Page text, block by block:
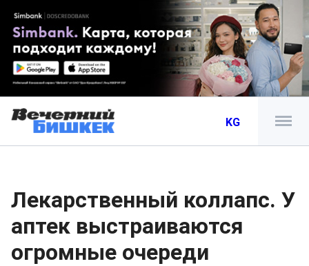
KG
Лекарственный коллапс. У
аптек выстраиваются
огромные очереди